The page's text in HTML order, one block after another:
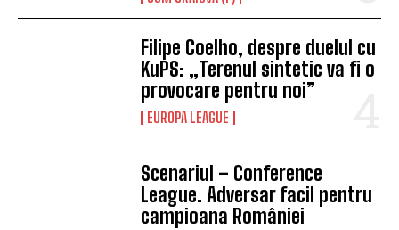
Filipe Coelho, despre duelul cu
KuPS: „Terenul sintetic va fi o
provocare pentru noi”
EUROPA LEAGUE
Scenariul – Conference
League. Adversar facil pentru
campioana României